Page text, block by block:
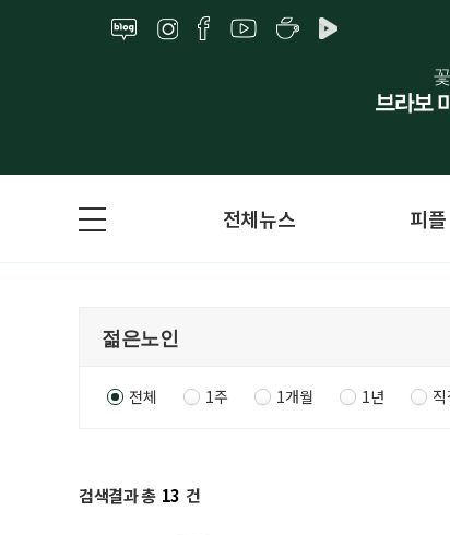
전체뉴스 피플
전체 1주 1개월 1년
검색결과 총 13 건